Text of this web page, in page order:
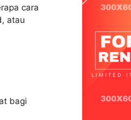
cara
atau
bagi